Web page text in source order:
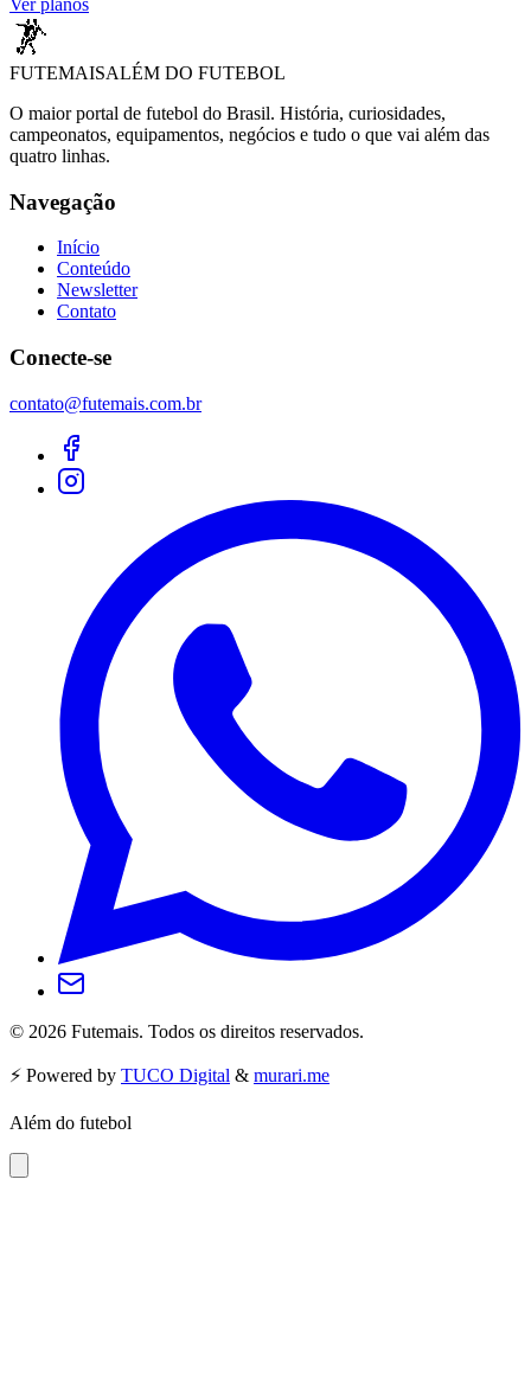
Ver planos
FUTEMAISALÉM DO FUTEBOL
O maior portal de futebol do Brasil. História, curiosidades,
campeonatos, equipamentos, negócios e tudo o que vai além das
quatro linhas.
Navegação
Início
Conteúdo
Newsletter
Contato
Conecte-se
contato@futemais.com.br
© 2026 Futemais. Todos os direitos reservados.
⚡️ Powered by TUCO Digital & murari.me
Além do futebol